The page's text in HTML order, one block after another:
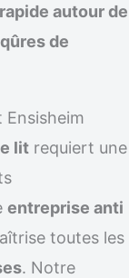
autour de
de
Ensisheim
lit requiert une
entreprise anti
toutes les
. Notre